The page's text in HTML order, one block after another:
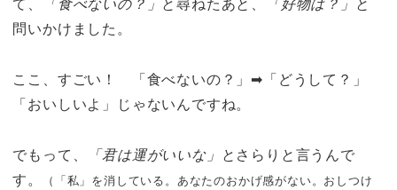
問いかけました。
ここ、すごい！ 「食べないの？」➡︎「どうして？」
「おいしいよ」じゃないんですね。
でもって、 「君は運がいいな」 とさらりと言うんで
す。
（「私」を消している。あなたのおかげ感がない。おしつけ